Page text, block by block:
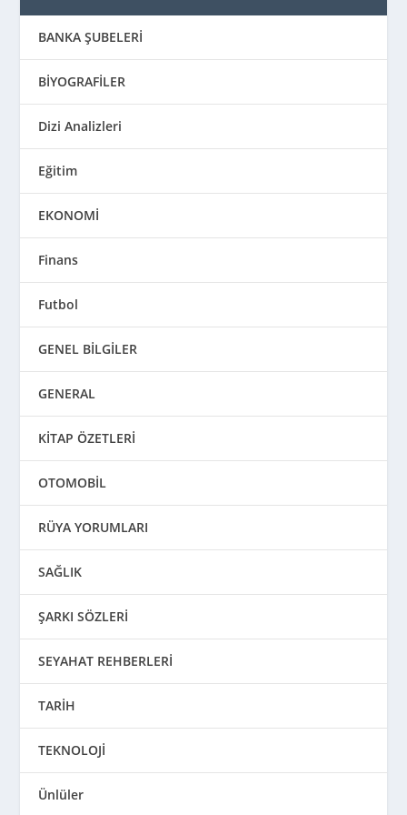
BANKA ŞUBELERİ
BİYOGRAFİLER
Dizi Analizleri
Eğitim
EKONOMİ
Finans
Futbol
GENEL BİLGİLER
GENERAL
KİTAP ÖZETLERİ
OTOMOBİL
RÜYA YORUMLARI
SAĞLIK
ŞARKI SÖZLERİ
SEYAHAT REHBERLERİ
TARİH
TEKNOLOJİ
Ünlüler